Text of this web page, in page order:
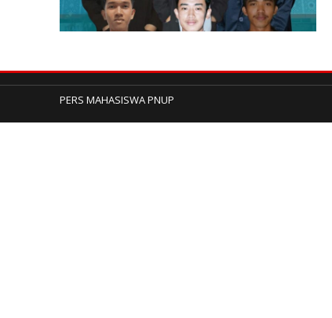
PERS MAHASISWA PNUP